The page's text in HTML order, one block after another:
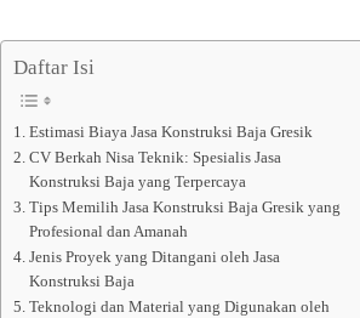
Daftar Isi
Estimasi Biaya Jasa Konstruksi Baja Gresik
CV Berkah Nisa Teknik: Spesialis Jasa
Konstruksi Baja yang Terpercaya
Tips Memilih Jasa Konstruksi Baja Gresik yang
Profesional dan Amanah
Jenis Proyek yang Ditangani oleh Jasa
Konstruksi Baja
Teknologi dan Material yang Digunakan oleh